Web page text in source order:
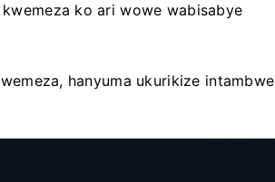
ko ari wowe wabisabye
hanyuma ukurikize intambwe